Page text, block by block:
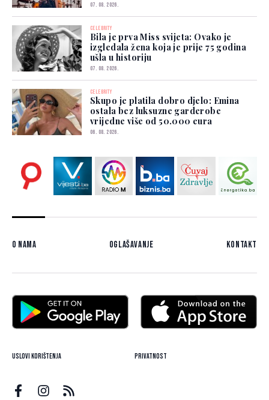
07. 08. 2026.
CELEBRITY
Bila je prva Miss svijeta: Ovako je
izgledala žena koja je prije 75 godina
ušla u historiju
07. 08. 2026.
CELEBRITY
Skupo je platila dobro djelo: Emina
ostala bez luksuzne garderobe
vrijedne više od 50.000 eura
06. 08. 2026.
O nama Oglašavanje Kontakt
Uslovi korištenja Privatnost